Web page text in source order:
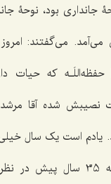
جانداری بود، نوحۀ
می‌آمد. می‌گفتند:
که حیات
نصیبش شده آقا مرشد
یادم است یک سال
برای فرض کنید که 35